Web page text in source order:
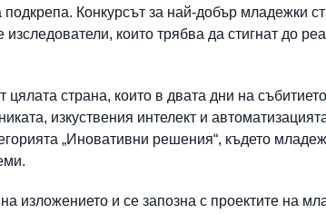
Конкурсът за най-добър младежки
които трябва да стигнат до
страна, които в двата дни на
изкуствения интелект и
„Иновативни решения“, където
изложението и се запозна с проектите на